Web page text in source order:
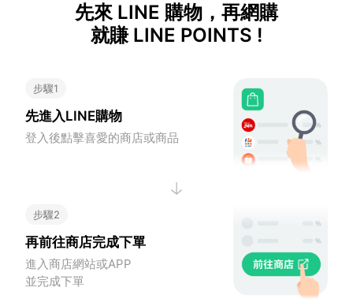
先來 LINE 購物，再網購
就賺 LINE POINTS !
步驟1
先進入LINE購物
登入後點擊喜愛的商店或商品
步驟2
再前往商店完成下單
進入商店網站或APP
並完成下單